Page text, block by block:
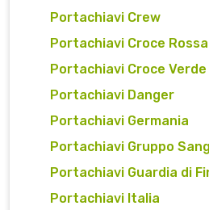
Portachiavi Crew
Portachiavi Croce Rossa
Portachiavi Croce Verde
Portachiavi Danger
Portachiavi Germania
Portachiavi Gruppo
Portachiavi Guardia di
Portachiavi Italia